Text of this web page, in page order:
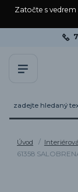
Zatočte s
Úvod
61358